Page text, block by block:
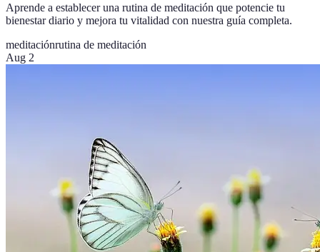
Aprende a establecer una rutina de meditación que potencie tu
bienestar diario y mejora tu vitalidad con nuestra guía completa.
meditaciónrutina de meditación
Aug 2